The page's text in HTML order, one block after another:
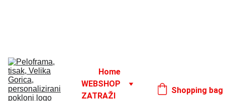
Home
WEBSHOP
ZATRAŽI
Shopping bag